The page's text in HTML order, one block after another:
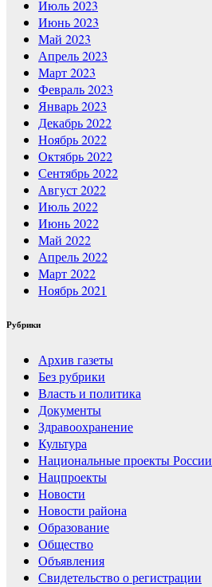
Июль 2023
Июнь 2023
Май 2023
Апрель 2023
Март 2023
Февраль 2023
Январь 2023
Декабрь 2022
Ноябрь 2022
Октябрь 2022
Сентябрь 2022
Август 2022
Июль 2022
Июнь 2022
Май 2022
Апрель 2022
Март 2022
Ноябрь 2021
Рубрики
Архив газеты
Без рубрики
Власть и политика
Документы
Здравоохранение
Культура
Национальные проекты России
Нацпроекты
Новости
Новости района
Образование
Общество
Объявления
Свидетельство о регистрации